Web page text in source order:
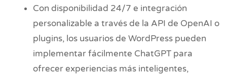
Con disponibilidad 24/7 e integración
personalizable a través de la API de OpenAI o
plugins, los usuarios de WordPress pueden
implementar fácilmente ChatGPT para
ofrecer experiencias más inteligentes,